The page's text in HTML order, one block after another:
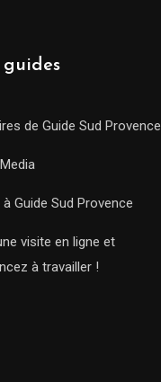
guides
de Guide Sud Provence
Guide Sud Provence
visite en ligne et
à travailler !